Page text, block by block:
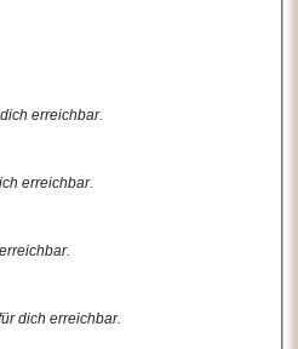
erreichbar.
erreichbar.
dich erreichbar.